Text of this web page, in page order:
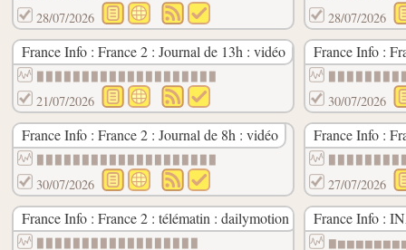
28/07/2026 28/07/2026
France Info : France 2 : Journal de 13h : vidéo
21/07/2026
France Info :
30/07/2026
France Info : France 2 : Journal de 8h : vidéo
30/07/2026
France Info :
27/07/2026
France Info : France 2 : télématin : dailymotion France Info :